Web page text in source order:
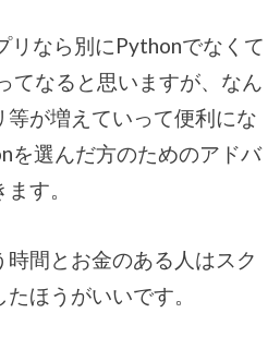
リなら別にPythonでなくて
てなると思いますが、なん
等が増えていって便利にな
を選んだ方のためのアドバ
す。
間とお金のある人はスク
ほうがいいです。